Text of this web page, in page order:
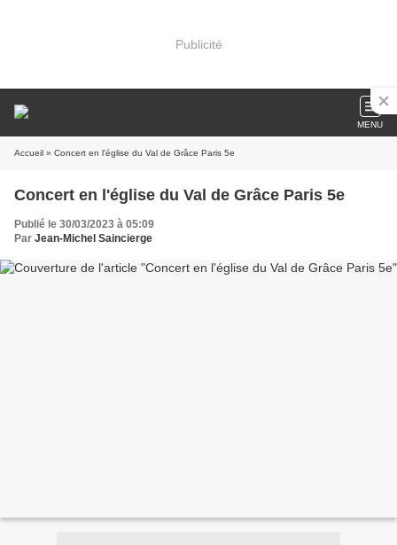
Publicité
MENU
Accueil » Concert en l'église du Val de Grâce Paris 5e
Concert en l'église du Val de Grâce Paris 5e
Publié le 30/03/2023 à 05:09
Par Jean-Michel Saincierge